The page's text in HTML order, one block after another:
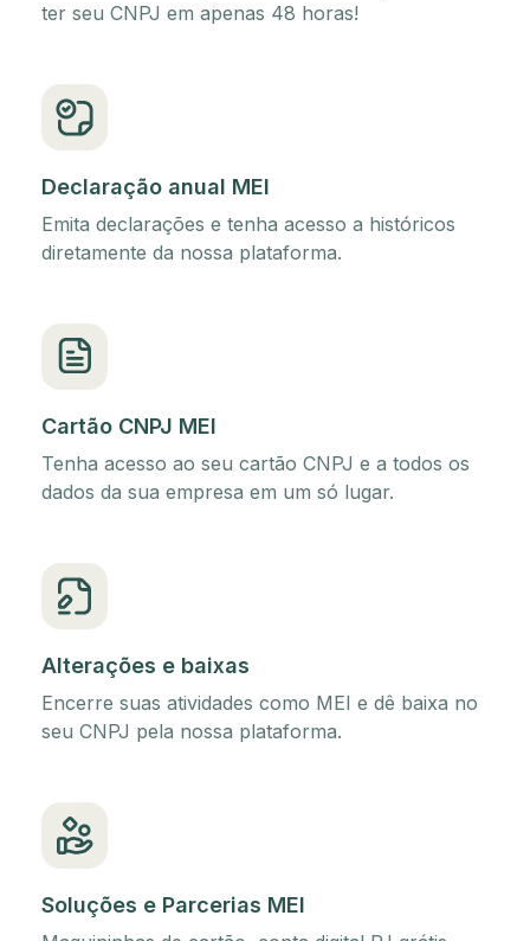
ter seu CNPJ em apenas 48 horas!
Declaração anual MEI
Emita declarações e tenha acesso a históricos
diretamente da nossa plataforma.
Cartão CNPJ MEI
Tenha acesso ao seu cartão CNPJ e a todos os
dados da sua empresa em um só lugar.
Alterações e baixas
Encerre suas atividades como MEI e dê baixa no
seu CNPJ pela nossa plataforma.
Soluções e Parcerias MEI